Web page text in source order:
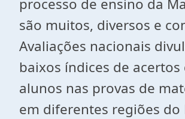
processo de ensino da
são muitos, diversos e
Avaliações nacionais
baixos índices de acertos
alunos nas provas de
em diferentes regiões do